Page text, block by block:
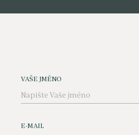
VAŠE JMÉNO
E-MAIL